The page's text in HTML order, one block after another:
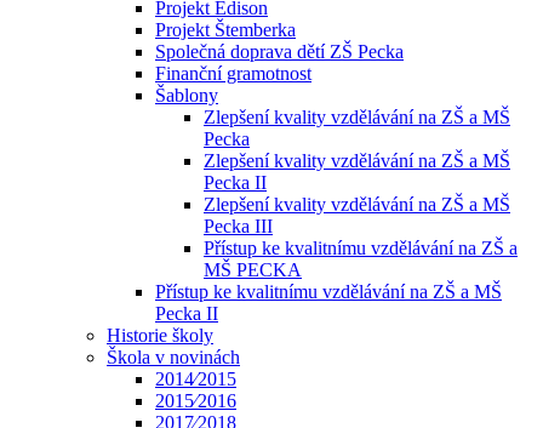
Projekt Edison
Projekt Štemberka
Společná doprava dětí ZŠ Pecka
Finanční gramotnost
Šablony
Zlepšení kvality vzdělávání na ZŠ a MŠ
Pecka
Zlepšení kvality vzdělávání na ZŠ a MŠ
Pecka II
Zlepšení kvality vzdělávání na ZŠ a MŠ
Pecka III
Přístup ke kvalitnímu vzdělávání na ZŠ a
MŠ PECKA
Přístup ke kvalitnímu vzdělávání na ZŠ a MŠ
Pecka II
Historie školy
Škola v novinách
2014⁄2015
2015⁄2016
2017⁄2018